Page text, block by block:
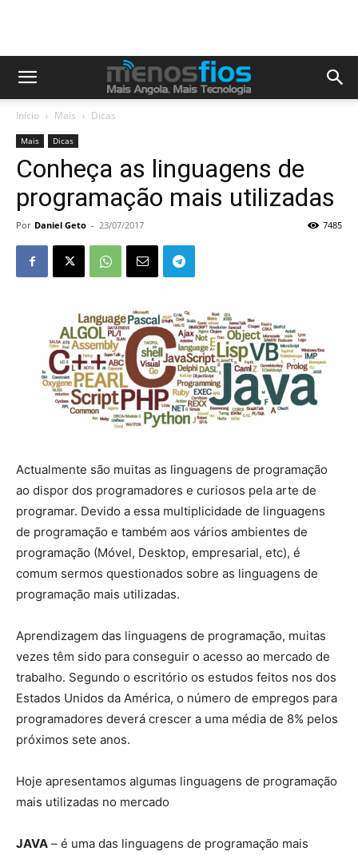
Início Mais Dicas
Mais Dicas
Conheça as linguagens de
programação mais utilizadas
Por Daniel Geto - 23/07/2017 7485
Actualmente são muitas as linguagens de programação
ao dispor dos programadores e curiosos pela arte de
programar. Devido a essa multiplicidade de linguagens
de programação e também aos vários ambientes de
programação (Móvel, Desktop, empresarial, etc), é
comum sermos questionados sobre as linguagens de
programação mais utilizadas.
Aprendizagem das linguagens de programação, muitas
vezes têm sido para conseguir o acesso ao mercado de
trabalho. Segundo o escritório os estudos feitos nos dos
Estados Unidos da América, o número de empregos para
programadores deverá crescer a uma média de 8% pelos
próximos sete anos.
Hoje apresentamos algumas linguagens de programação
mais utilizadas no mercado
JAVA – é uma das linguagens de programação mais